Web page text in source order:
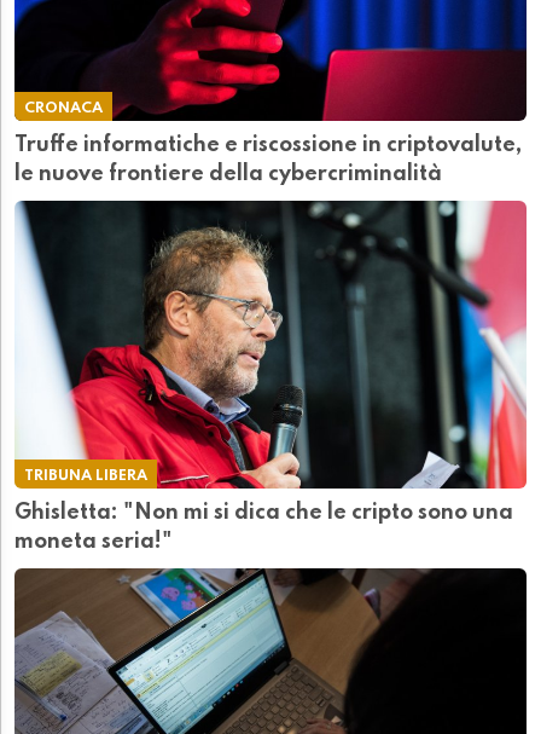
CRONACA
Truffe informatiche e riscossione in criptovalute,
le nuove frontiere della cybercriminalità
TRIBUNA LIBERA
Ghisletta: "Non mi si dica che le cripto sono una
moneta seria!"